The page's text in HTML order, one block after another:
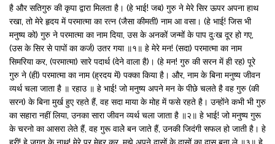
है और सतिगुरु की कृपा द्वारा मिलता है। (हे भाई! जब) गुरु ने मेरे सिर ऊपर अपना हाथ
रखा, तो मेरे हृदय में परमात्मा का रत्न (जैसा कीमती) नाम आ वसा। (हे भाई! जिस भी
मनुष्य को) गुरु ने परमात्मा का नाम दिया, उस के अनकों जन्मों के पाप दुःख दूर हो गए,
(उस के सिर से पापों का कर्ज) उतर गया ॥१॥ हे मेरे मन! (सदा) परमात्मा का नाम
सिमरिया कर, (परमात्मा) सारे पदार्थ (देने वाला है)। (हे मन! गुरु की सरन में ही रह) पूरे
गुरु ने (ही) परमात्मा का नाम (ह्रदय में) पक्का किया है। और, नाम के बिना मनुष्य जीवन
व्यर्थ चला जाता है ॥ रहाउ ॥ हे भाई! जो मनुष्य अपने मन के पीछे चलते है वह गुरु (की
सरन) के बिना मुर्ख हुए रहते हैं, वह सदा माया के मोह में फसे रहते है। उन्होंने कभी भी गुरु
का सहारा नहीं लिया, उनका सारा जीवन व्यर्थ चला जाता है ॥२॥ हे भाई! जो मनुष्य गुरू
के चरनो का आसरा लेते हैं, वह गुरू वालेे बन जाते हैं, उनकी जिदंगी सफल हो जाती है। हे